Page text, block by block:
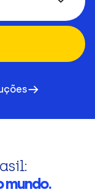
mundo.